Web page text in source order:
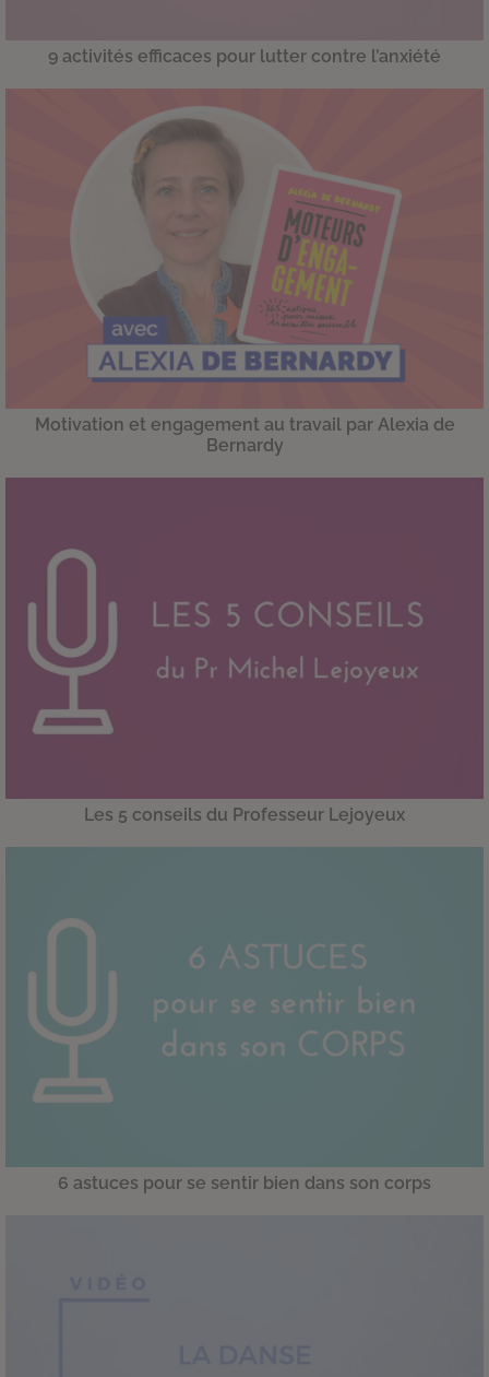
9 activités efficaces pour lutter contre l’anxiété
Motivation et engagement au travail par Alexia de
Bernardy
Les 5 conseils du Professeur Lejoyeux
6 astuces pour se sentir bien dans son corps